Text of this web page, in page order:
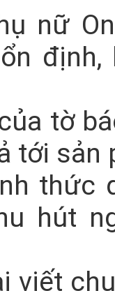
nữ
tờ
tới sản
thức
hút
viết